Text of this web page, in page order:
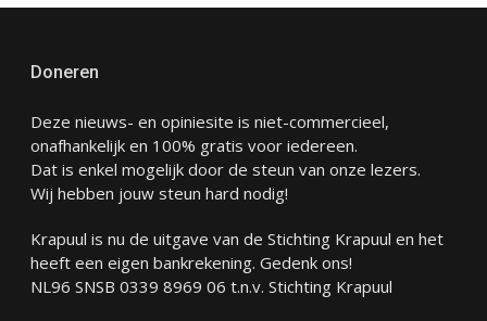
Doneren
Deze nieuws- en opiniesite is niet-commercieel,
onafhankelijk en 100% gratis voor iedereen.
Dat is enkel mogelijk door de steun van onze lezers.
Wij hebben jouw steun hard nodig!
Krapuul is nu de uitgave van de Stichting Krapuul en het
heeft een eigen bankrekening. Gedenk ons!
NL96 SNSB 0339 8969 06 t.n.v. Stichting Krapuul